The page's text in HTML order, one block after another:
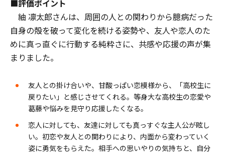
■評価ポイント
紬 凛太郎さんは、周囲の人との関わりから臆病だった
自身の殻を破って変化を続ける姿勢や、友人や恋人のた
めに真っ直ぐに行動する純粋さに、共感や応援の声が集
まりました。
友人との掛け合いや、甘酸っぱい恋模様から、「高校生に
戻りたい」と感じさせてくれる。等身大な高校生の恋愛や
葛藤や悩みを見守り応援したくなる。
恋人に対しても、友達に対しても真っすぐな主人公が眩し
い。初恋や友人との関わりにより、内面から変わっていく
姿に勇気をもらえた。相手への思いやりの気持ちと、自分